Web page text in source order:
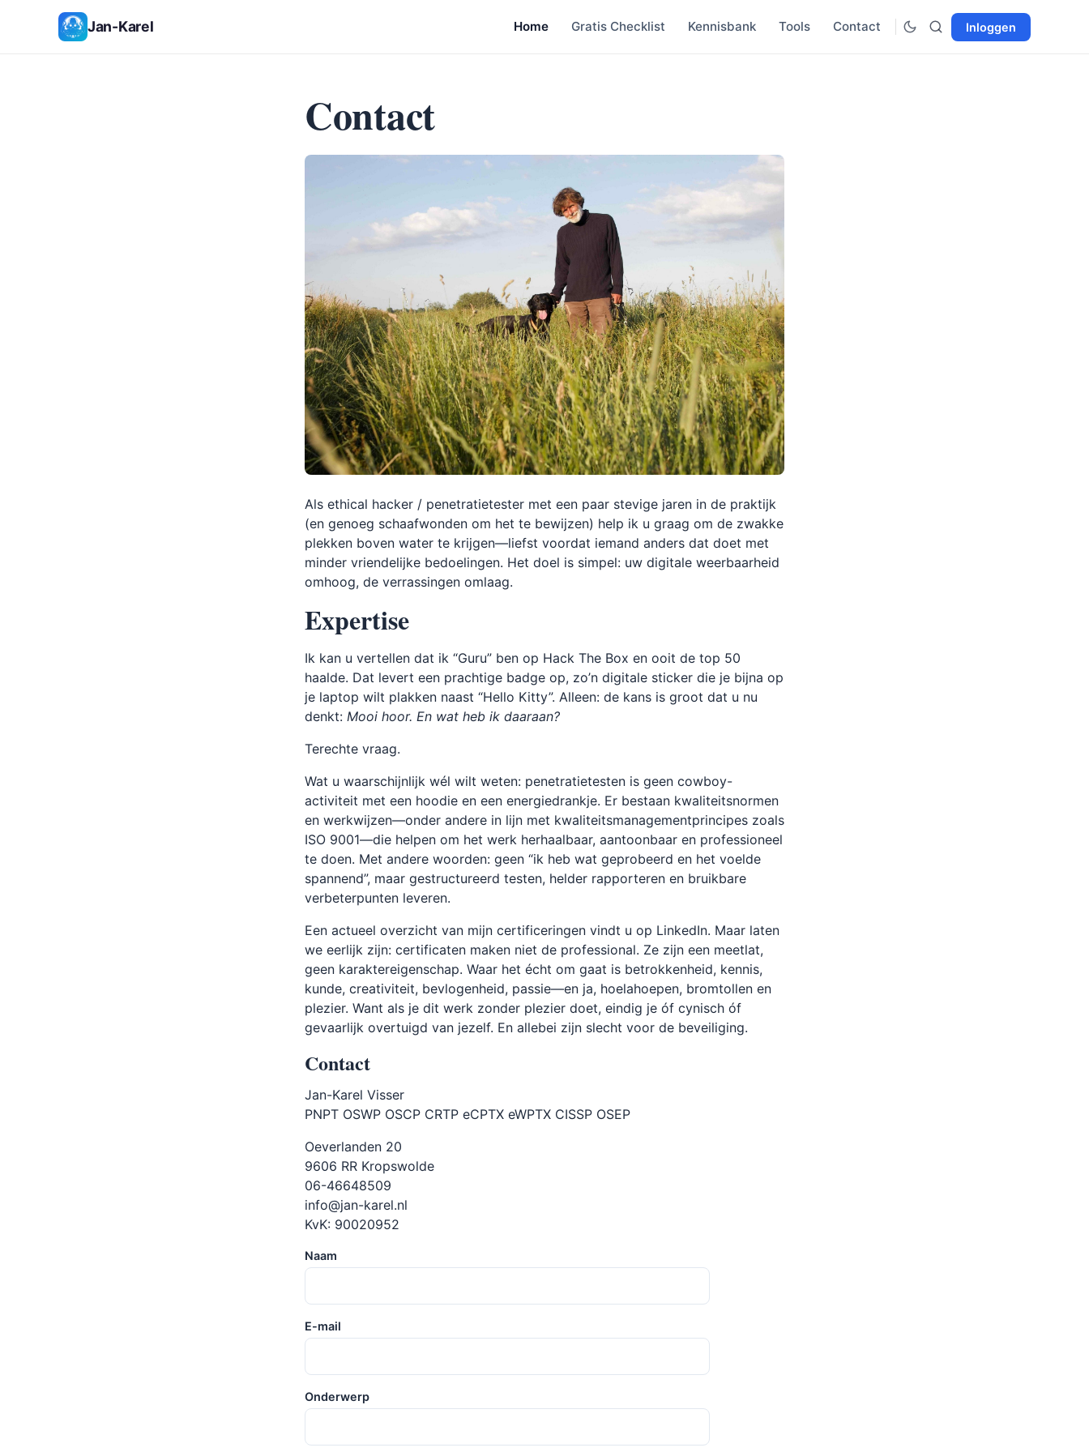
Jan-Karel Home Gratis Checklist Kennisbank Tools Contact Inloggen
Contact
Als ethical hacker / penetratietester met een paar stevige jaren in de praktijk
(en genoeg schaafwonden om het te bewijzen) help ik u graag om de zwakke
plekken boven water te krijgen—liefst voordat iemand anders dat doet met
minder vriendelijke bedoelingen. Het doel is simpel: uw digitale weerbaarheid
omhoog, de verrassingen omlaag.
Expertise
Ik kan u vertellen dat ik “Guru” ben op Hack The Box en ooit de top 50
haalde. Dat levert een prachtige badge op, zo’n digitale sticker die je bijna op
je laptop wilt plakken naast “Hello Kitty”. Alleen: de kans is groot dat u nu
denkt: Mooi hoor. En wat heb ik daaraan?
Terechte vraag.
Wat u waarschijnlijk wél wilt weten: penetratietesten is geen cowboy-
activiteit met een hoodie en een energiedrankje. Er bestaan kwaliteitsnormen
en werkwijzen—onder andere in lijn met kwaliteitsmanagementprincipes zoals
ISO 9001—die helpen om het werk herhaalbaar, aantoonbaar en professioneel
te doen. Met andere woorden: geen “ik heb wat geprobeerd en het voelde
spannend”, maar gestructureerd testen, helder rapporteren en bruikbare
verbeterpunten leveren.
Een actueel overzicht van mijn certificeringen vindt u op LinkedIn. Maar laten
we eerlijk zijn: certificaten maken niet de professional. Ze zijn een meetlat,
geen karaktereigenschap. Waar het écht om gaat is betrokkenheid, kennis,
kunde, creativiteit, bevlogenheid, passie—en ja, hoelahoepen, bromtollen en
plezier. Want als je dit werk zonder plezier doet, eindig je óf cynisch óf
gevaarlijk overtuigd van jezelf. En allebei zijn slecht voor de beveiliging.
Contact
Jan-Karel Visser
PNPT OSWP OSCP CRTP eCPTX eWPTX CISSP OSEP
Oeverlanden 20
9606 RR Kropswolde
06-46648509
info@jan-karel.nl
KvK: 90020952
Naam
E-mail
Onderwerp